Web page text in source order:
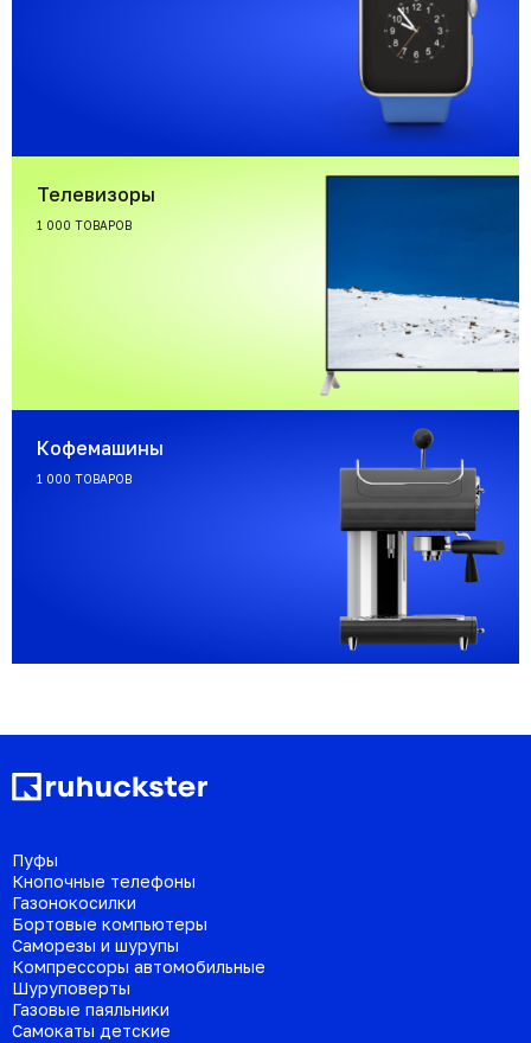
Телевизоры
1 000 ТОВАРОВ
Кофемашины
1 000 ТОВАРОВ
Пуфы
Кнопочные телефоны
Газонокосилки
Бортовые компьютеры
Саморезы и шурупы
Компрессоры автомобильные
Шуруповерты
Газовые паяльники
Самокаты детские